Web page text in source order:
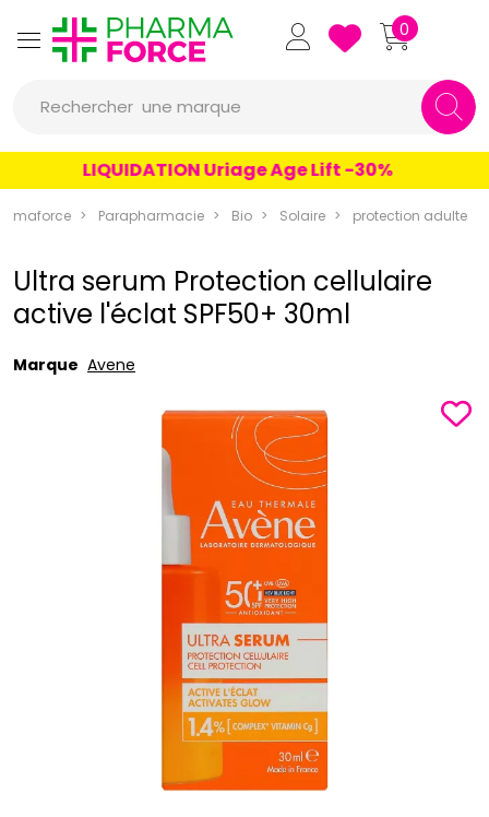
Pharmaforce Grande
0
Rechercher
un produit
une marque
LIQUIDATION Uriage Age Lift -30%
Parapharmacie Bio Solaire protection adulte
Ultra serum Protection cellulaire
active l'éclat SPF50+ 30ml
Marque Avene